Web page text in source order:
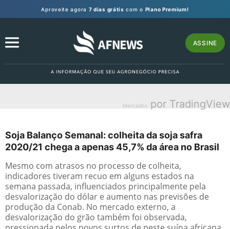
Aproveite agora 7 dias grátis com o Plano Premium!
ASSINE
Mercados por TradingView
Soja Balanço Semanal: colheita da soja safra
2020/21 chega a apenas 45,7% da área no Brasil
Mesmo com atrasos no processo de colheita,
indicadores tiveram recuo em alguns estados na
semana passada, influenciados principalmente pela
desvalorização do dólar e aumento nas previsões de
produção da Conab. No mercado externo, a
desvalorização do grão também foi observada,